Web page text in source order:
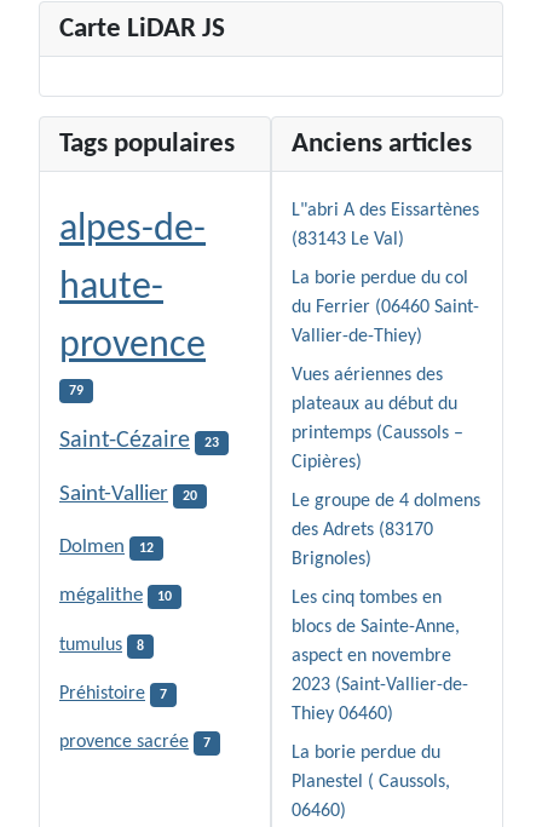
Carte LiDAR JS
Tags populaires
alpes-de-
haute-
provence
79
Saint-Cézaire 23
Saint-Vallier 20
Dolmen 12
mégalithe 10
tumulus 8
Préhistoire 7
provence sacrée 7
Anciens articles
L"abri A des Eissartènes
(83143 Le Val)
La borie perdue du col
du Ferrier (06460 Saint-
Vallier-de-Thiey)
Vues aériennes des
plateaux au début du
printemps (Caussols –
Cipières)
Le groupe de 4 dolmens
des Adrets (83170
Brignoles)
Les cinq tombes en
blocs de Sainte-Anne,
aspect en novembre
2023 (Saint-Vallier-de-
Thiey 06460)
La borie perdue du
Planestel ( Caussols,
06460)